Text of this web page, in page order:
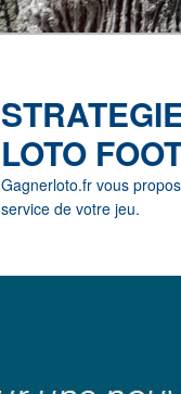
LOTO
Gagnerloto.fr vous
service de votre jeu.